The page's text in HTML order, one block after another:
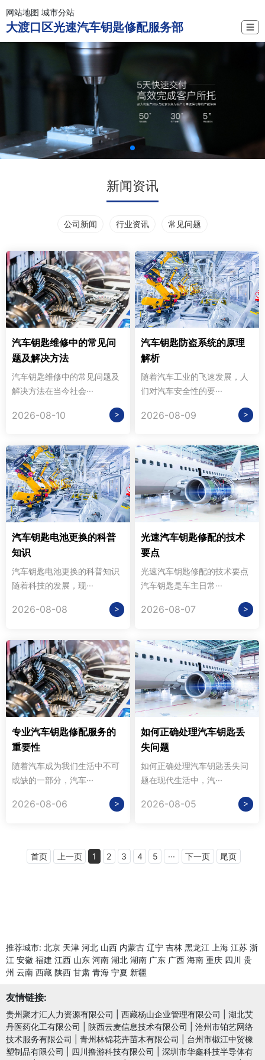
网站地图 城市分站
大渡口区光速汽车钥匙修配服务部 ☰
新闻资讯
公司新闻 行业资讯 常见问题
汽车钥匙维修中的常见问
题及解决方法
汽车钥匙维修中的常见问题及
解决方法在当今社会···
2026-08-10 >
汽车钥匙防盗系统的原理
解析
随着汽车工业的飞速发展，人
们对汽车安全性的要···
2026-08-09 >
汽车钥匙电池更换的科普
知识
汽车钥匙电池更换的科普知识
随着科技的发展，现···
2026-08-08 >
光速汽车钥匙修配的技术
要点
光速汽车钥匙修配的技术要点
汽车钥匙是车主日常···
2026-08-07 >
专业汽车钥匙修配服务的
重要性
随着汽车成为我们生活中不可
或缺的一部分，汽车···
2026-08-06 >
如何正确处理汽车钥匙丢
失问题
如何正确处理汽车钥匙丢失问
题在现代生活中，汽···
2026-08-05 >
首页 上一页 1 2 3 4 5 ··· 下一页 尾页
推荐城市: 北京 天津 河北 山西 内蒙古 辽宁 吉林 黑龙江 上海 江苏 浙
江 安徽 福建 江西 山东 河南 湖北 湖南 广东 广西 海南 重庆 四川 贵
州 云南 西藏 陕西 甘肃 青海 宁夏 新疆
友情链接:
贵州聚才汇人力资源有限公司 西藏杨山企业管理有限公司
湖北艾
丹医药化工有限公司
陕西云麦信息技术有限公司
沧州市铂艺网络
技术服务有限公司
青州林锦花卉苗木有限公司
台州市椒江中贸橡
塑制品有限公司
四川撸游科技有限公司
深圳市华鑫科技半导体有